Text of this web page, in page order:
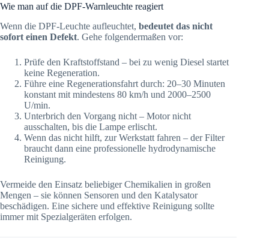
Wie man auf die DPF-Warnleuchte reagiert
Wenn die DPF-Leuchte aufleuchtet, bedeutet das nicht
sofort einen Defekt. Gehe folgendermaßen vor:
Prüfe den Kraftstoffstand – bei zu wenig Diesel startet
keine Regeneration.
Führe eine Regenerationsfahrt durch: 20–30 Minuten
konstant mit mindestens 80 km/h und 2000–2500
U/min.
Unterbrich den Vorgang nicht – Motor nicht
ausschalten, bis die Lampe erlischt.
Wenn das nicht hilft, zur Werkstatt fahren – der Filter
braucht dann eine professionelle hydrodynamische
Reinigung.
Vermeide den Einsatz beliebiger Chemikalien in großen
Mengen – sie können Sensoren und den Katalysator
beschädigen. Eine sichere und effektive Reinigung sollte
immer mit Spezialgeräten erfolgen.